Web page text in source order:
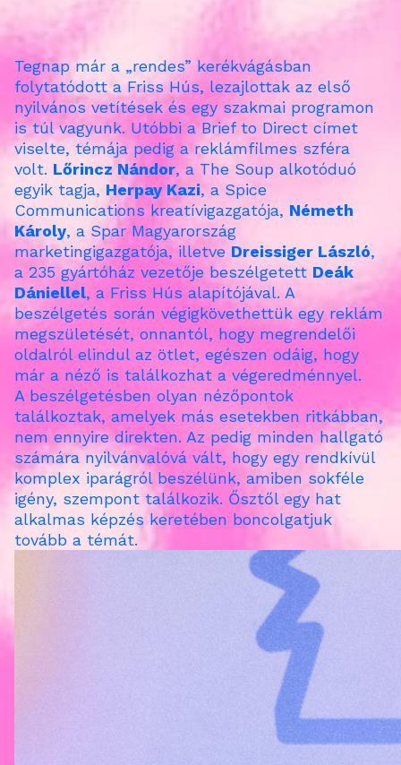
Tegnap már a „rendes” kerékvágásban
folytatódott a Friss Hús, lezajlottak az első
nyilvános vetítések és egy szakmai programon
is túl vagyunk. Utóbbi a Brief to Direct címet
viselte, témája pedig a reklámfilmes szféra
volt. Lőrincz Nándor, a The Soup alkotóduó
egyik tagja, Herpay Kazi, a Spice
Communications kreatívigazgatója, Németh
Károly, a Spar Magyarország
marketingigazgatója, illetve Dreissiger László,
a 235 gyártóház vezetője beszélgetett Deák
Dániellel, a Friss Hús alapítójával. A
beszélgetés során végigkövethettük egy reklám
megszületését, onnantól, hogy megrendelői
oldalról elindul az ötlet, egészen odáig, hogy
már a néző is találkozhat a végeredménnyel.
A beszélgetésben olyan nézőpontok
találkoztak, amelyek más esetekben ritkábban,
nem ennyire direkten. Az pedig minden hallgató
számára nyilvánvalóvá vált, hogy egy rendkívül
komplex iparágról beszélünk, amiben sokféle
igény, szempont találkozik. Ősztől egy hat
alkalmas képzés keretében boncolgatjuk
tovább a témát.